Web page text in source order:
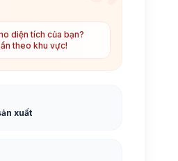
diện tích của bạn?
theo khu vực!
xuất